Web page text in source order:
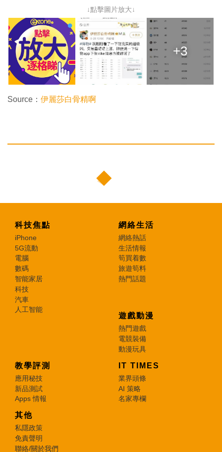
↓點擊圖片放大↓
+3
Source： 伊麗莎白骨精啊
科技焦點
iPhone
5G流動
電腦
數碼
智能家居
科技
汽車
人工智能
網絡生活
網絡熱話
生活情報
筍買着數
旅遊筍料
熱門話題
遊戲動漫
熱門遊戲
電競裝備
動漫玩具
教學評測
應用秘技
新品測試
Apps 情報
IT TIMES
業界頭條
AI 策略
名家專欄
其他
私隱政策
免責聲明
聯絡/關於我們